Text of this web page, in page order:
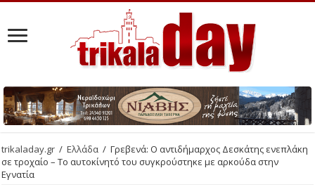
trikaladay.gr / Ελλάδα / Γρεβενά: Ο αντιδήμαρχος Δεσκάτης ενεπλάκη
σε τροχαίο – Το αυτοκίνητό του συγκρούστηκε με αρκούδα στην
Εγνατία